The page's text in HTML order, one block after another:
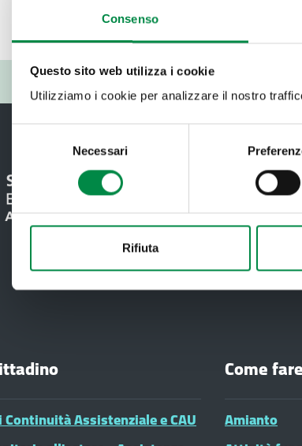
Consenso
Questo sito web utilizza i cookie
Utilizziamo i cookie per analizzare il nostro
Necessari
Rifiuta
Ultimo aggiornamento pagina:
28 Settembre 2022
Assistenziale e CAU
Come
Amianto